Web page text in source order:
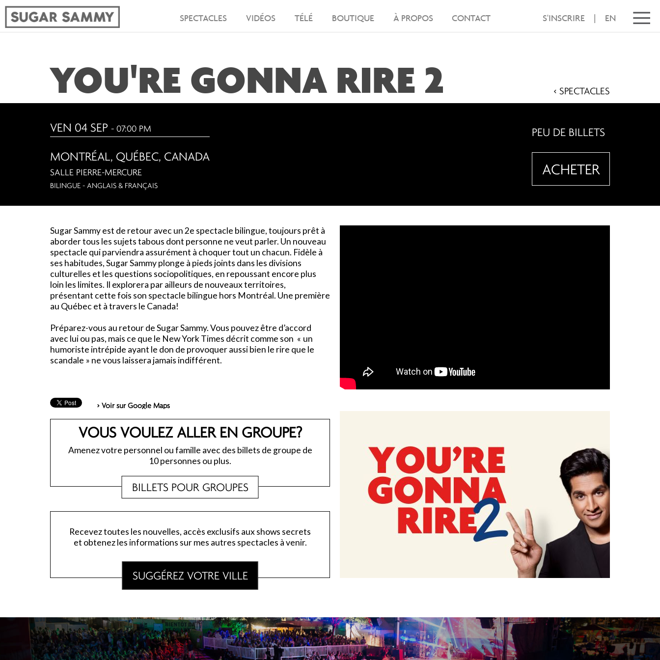
SPECTACLES VIDÉOS TÉLÉ BOUTIQUE À PROPOS CONTACT S'INSCRIRE | EN
YOU'RE GONNA RIRE 2 < SPECTACLES
VEN 04 SEP - 07:00 PM
MONTRÉAL, QUÉBEC, CANADA
SALLE PIERRE-MERCURE
BILINGUE - ANGLAIS & FRANÇAIS
PEU DE BILLETS
ACHETER
Sugar Sammy est de retour avec un 2e spectacle bilingue, toujours prêt à
aborder tous les sujets tabous dont personne ne veut parler. Un nouveau
spectacle qui parviendra assurément à choquer tout un chacun. Fidèle à
ses habitudes, Sugar Sammy plonge à pieds joints dans les divisions
culturelles et les questions sociopolitiques, en repoussant encore plus
loin les limites. Il explorera par ailleurs de nouveaux territoires,
présentant cette fois son spectacle bilingue hors Montréal. Une première
au Québec et à travers le Canada!
Préparez-vous au retour de Sugar Sammy. Vous pouvez être d’accord
avec lui ou pas, mais ce que le New York Times décrit comme son « un
humoriste intrépide ayant le don de provoquer aussi bien le rire que le
scandale » ne vous laissera jamais indifférent.
> Voir sur Google Maps
VOUS VOULEZ ALLER EN GROUPE?
Amenez votre personnel ou famille avec des billets de groupe de
10 personnes ou plus.
BILLETS POUR GROUPES
Recevez toutes les nouvelles, accès exclusifs aux shows secrets
et obtenez les informations sur mes autres spectacles à venir.
SUGGÉREZ VOTRE VILLE